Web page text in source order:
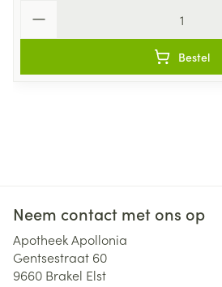
Bestel
Neem contact met ons op
Apotheek Apollonia
Gentsestraat 60
9660 Brakel Elst